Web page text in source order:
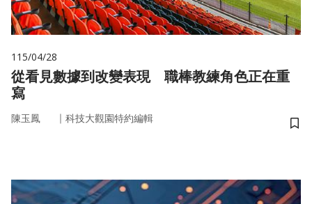
115/04/28
從看見數據到改變表現 職棒教練角色正在重
寫
陳玉鳳 ｜ 科技大觀園特約編輯
儲